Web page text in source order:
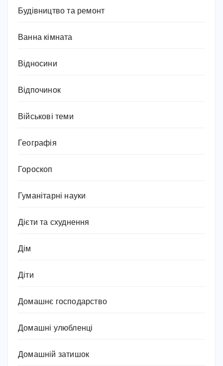
Будівництво та ремонт
Ванна кімната
Відносини
Відпочинок
Військові теми
Географія
Гороскоп
Гуманітарні науки
Дієти та схуднення
Дім
Діти
Домашнє господарство
Домашні улюбленці
Домашній затишок